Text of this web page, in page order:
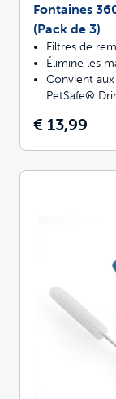
Fontaines
(Pack de 3)
Filtres de
Élimine les
Convient
PetSafe®
€ 13,99